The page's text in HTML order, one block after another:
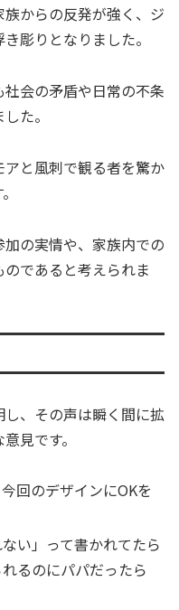
からの反発が強く、ジ
彫りとなりました。
会の矛盾や日常の不条
た。
と風刺で観る者を驚か
の実情や、家族内での
であると考えられま
、その声は瞬く間に拡
見です。
回のデザインにOKを
い」って書かれてたら
るのにパパだったら